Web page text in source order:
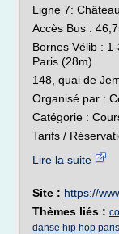
Ligne 7:
Accès Bus :
Bornes Vélib :
Paris (28m)
148, quai de
Organisé par :
Catégorie :
Tarifs /
Lire la suite
Site : https://
Thèmes liés :
danse hip hop paris